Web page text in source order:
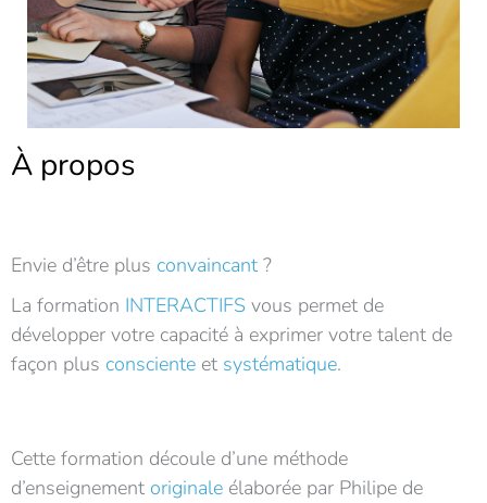
À propos
Envie d’être plus convaincant ?
La formation INTERACTIFS vous permet de
développer votre capacité à exprimer votre talent de
façon plus consciente et systématique.
Cette formation découle d’une méthode
d’enseignement originale élaborée par Philipe de